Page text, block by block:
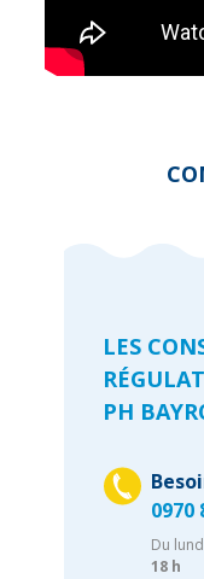
LES
PH
0970
Du
18 h